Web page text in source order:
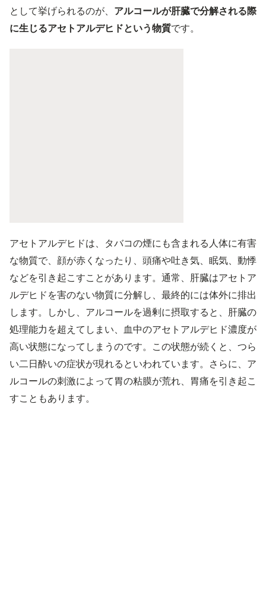
として挙げられるのが、 アルコールが肝臓で分解される際
に生じるアセトアルデヒドという物質です。
アセトアルデヒドは、タバコの煙にも含まれる人体に有害
な物質で、顔が赤くなったり、頭痛や吐き気、眠気、動悸
などを引き起こすことがあります。通常、肝臓はアセトア
ルデヒドを害のない物質に分解し、最終的には体外に排出
します。しかし、アルコールを過剰に摂取すると、肝臓の
処理能力を超えてしまい、血中のアセトアルデヒド濃度が
高い状態になってしまうのです。この状態が続くと、つら
い二日酔いの症状が現れるといわれています。さらに、ア
ルコールの刺激によって胃の粘膜が荒れ、胃痛を引き起こ
すこともあります。